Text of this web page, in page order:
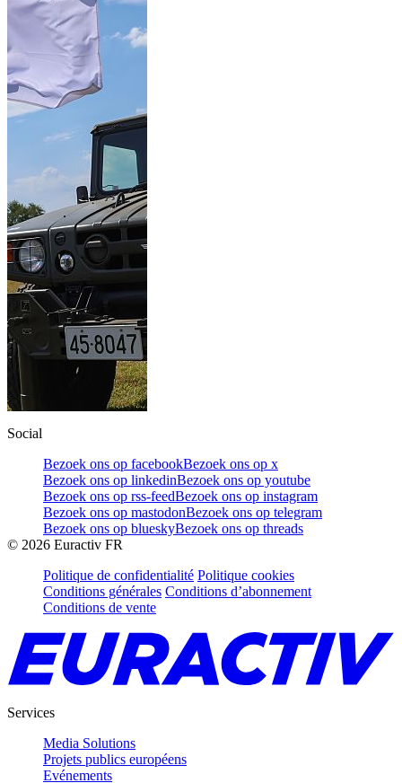
Social
Bezoek ons op facebookBezoek ons op x
Bezoek ons op linkedinBezoek ons op youtube
Bezoek ons op rss-feedBezoek ons op instagram
Bezoek ons op mastodonBezoek ons op telegram
Bezoek ons op blueskyBezoek ons op threads
© 2026 Euractiv FR
Politique de confidentialité Politique cookies
Conditions générales Conditions d’abonnement
Conditions de vente
Services
Media Solutions
Projets publics européens
Evénements